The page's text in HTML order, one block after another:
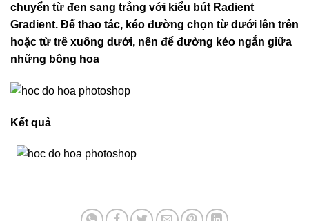
chuyển từ đen sang trắng với kiểu bút Radient
Gradient. Để thao tác, kéo đường chọn từ dưới lên trên
hoặc từ trê xuống dưới, nên để đường kéo ngắn giữa
những bông hoa
Kết quả